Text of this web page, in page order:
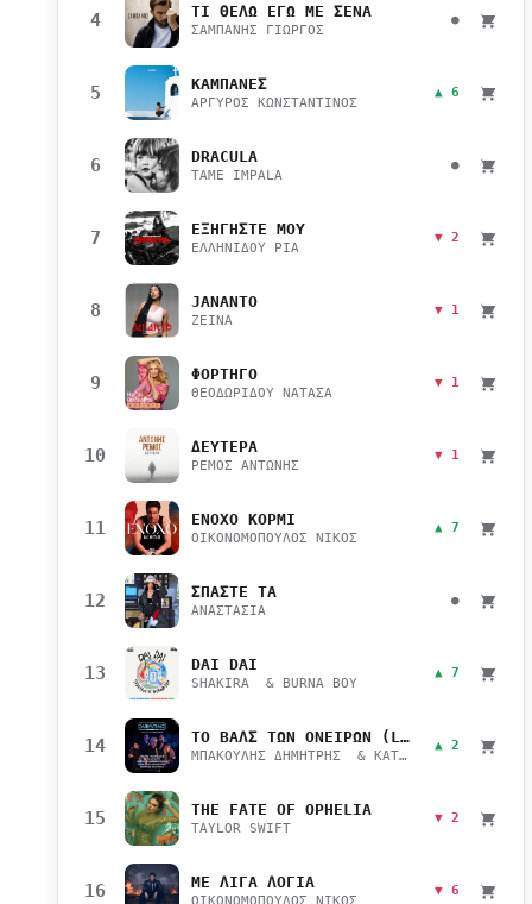
4 ΤΙ ΘΕΛΩ ΕΓΩ ΜΕ ΣΕΝΑ
ΣΑΜΠΑΝΗΣ ΓΙΩΡΓΟΣ
●
5 ΚΑΜΠΑΝΕΣ
ΑΡΓΥΡΟΣ ΚΩΝΣΤΑΝΤΙΝΟΣ
▲ 6
6 DRACULA
TAME IMPALA
●
7 ΕΞΗΓΗΣΤΕ ΜΟΥ
ΕΛΛΗΝΙΔΟΥ ΡΙΑ
▼ 2
8 JANANTO
ZEINA
▼ 1
9 ΦΟΡΤΗΓΟ
ΘΕΟΔΩΡΙΔΟΥ ΝΑΤΑΣΑ
▼ 1
10 ΔΕΥΤΕΡΑ
ΡΕΜΟΣ ΑΝΤΩΝΗΣ
▼ 1
11 ΕΝΟΧΟ ΚΟΡΜΙ
ΟΙΚΟΝΟΜΟΠΟΥΛΟΣ ΝΙΚΟΣ
▲ 7
12 ΣΠΑΣΤΕ ΤΑ
ΑΝΑΣΤΑΣΙΑ
●
13 DAI DAI
SHAKIRA & BURNA BOY
▲ 7
14 ΤΟ ΒΑΛΣ ΤΩΝ ΟΝΕΙΡΩΝ (LIVE)
ΜΠΑΚΟΥΛΗΣ ΔΗΜΗΤΡΗΣ & ΚΑΤΣΙΜΙΧΑ ΜΑΡΙΑΝΑ
▲ 2
15 THE FATE OF OPHELIA
TAYLOR SWIFT
▼ 2
16 ΜΕ ΛΙΓΑ ΛΟΓΙΑ
ΟΙΚΟΝΟΜΟΠΟΥΛΟΣ ΝΙΚΟΣ
▼ 6